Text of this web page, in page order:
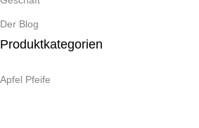
Der Blog
Produktkategorien
Apfel Pfeife